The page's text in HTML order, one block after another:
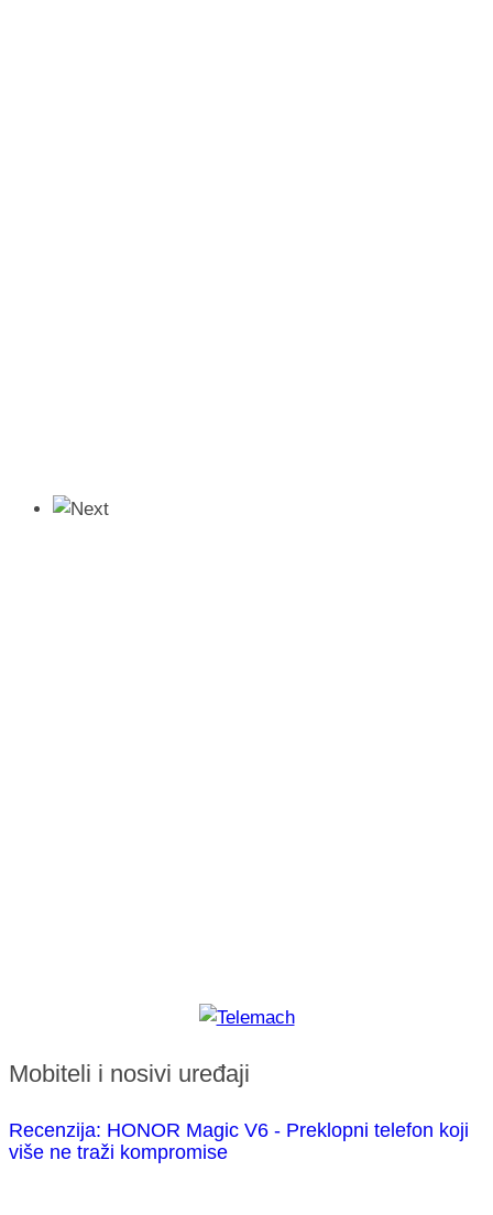
Mobiteli i nosivi uređaji
Recenzija: HONOR Magic V6 - Preklopni telefon koji
više ne traži kompromise